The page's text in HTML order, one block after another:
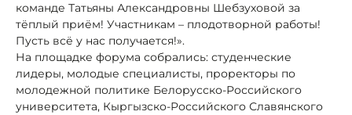
команде Татьяны Александровны Шебзуховой за
тёплый приём! Участникам – плодотворной работы!
Пусть всё у нас получается!».
На площадке форума собрались: студенческие
лидеры, молодые специалисты, проректоры по
молодежной политике Белорусско-Российского
университета, Кыргызско-Российского Славянского